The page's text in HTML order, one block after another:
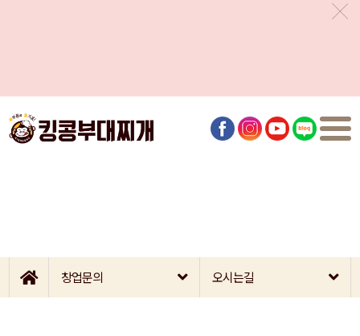
창업문의 오시는길